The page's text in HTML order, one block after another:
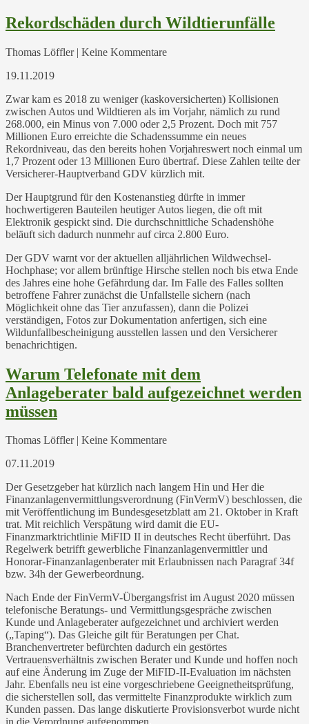
Rekordschäden durch Wildtierunfälle
Thomas Löffler | Keine Kommentare
19.11.2019
Zwar kam es 2018 zu weniger (kaskoversicherten) Kollisionen
zwischen Autos und Wildtieren als im Vorjahr, nämlich zu rund
268.000, ein Minus von 7.000 oder 2,5 Prozent. Doch mit 757
Millionen Euro erreichte die Schadenssumme ein neues
Rekordniveau, das den bereits hohen Vorjahreswert noch einmal um
1,7 Prozent oder 13 Millionen Euro übertraf. Diese Zahlen teilte der
Versicherer-Hauptverband GDV kürzlich mit.
Der Hauptgrund für den Kostenanstieg dürfte in immer
hochwertigeren Bauteilen heutiger Autos liegen, die oft mit
Elektronik gespickt sind. Die durchschnittliche Schadenshöhe
beläuft sich dadurch nunmehr auf circa 2.800 Euro.
Der GDV warnt vor der aktuellen alljährlichen Wildwechsel-
Hochphase; vor allem brünftige Hirsche stellen noch bis etwa Ende
des Jahres eine hohe Gefährdung dar. Im Falle des Falles sollten
betroffene Fahrer zunächst die Unfallstelle sichern (nach
Möglichkeit ohne das Tier anzufassen), dann die Polizei
verständigen, Fotos zur Dokumentation anfertigen, sich eine
Wildunfallbescheinigung ausstellen lassen und den Versicherer
benachrichtigen.
Warum Telefonate mit dem
Anlageberater bald aufgezeichnet werden
müssen
Thomas Löffler | Keine Kommentare
07.11.2019
Der Gesetzgeber hat kürzlich nach langem Hin und Her die
Finanzanlagenvermittlungsverordnung (FinVermV) beschlossen, die
mit Veröffentlichung im Bundesgesetzblatt am 21. Oktober in Kraft
trat. Mit reichlich Verspätung wird damit die EU-
Finanzmarktrichtlinie MiFID II in deutsches Recht überführt. Das
Regelwerk betrifft gewerbliche Finanzanlagenvermittler und
Honorar-Finanzanlagenberater mit Erlaubnissen nach Paragraf 34f
bzw. 34h der Gewerbeordnung.
Nach Ende der FinVermV-Übergangsfrist im August 2020 müssen
telefonische Beratungs- und Vermittlungsgespräche zwischen
Kunde und Anlageberater aufgezeichnet und archiviert werden
(„Taping“). Das Gleiche gilt für Beratungen per Chat.
Branchenvertreter befürchten dadurch ein gestörtes
Vertrauensverhältnis zwischen Berater und Kunde und hoffen noch
auf eine Änderung im Zuge der MiFID-II-Evaluation im nächsten
Jahr. Ebenfalls neu ist eine vorgeschriebene Geeignetheitsprüfung,
die sicherstellen soll, das vermittelte Finanzprodukte wirklich zum
Kunden passen. Das lange diskutierte Provisionsverbot wurde nicht